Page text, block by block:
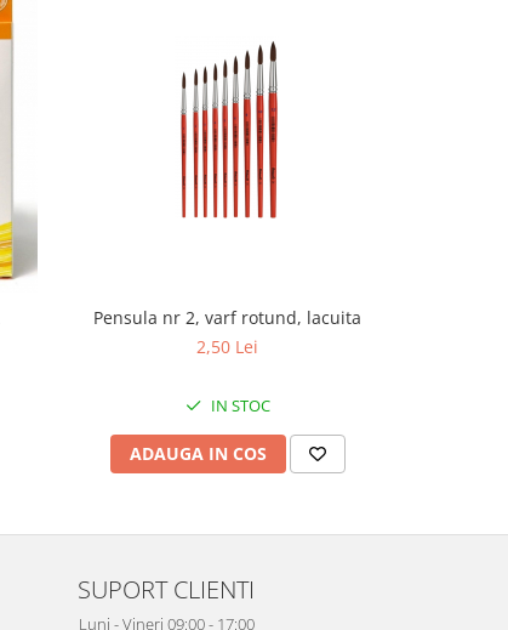
Pensula nr 2, varf rotund, lacuita
2,50 Lei
IN STOC
ADAUGA IN COS
SUPORT CLIENTI
Luni - Vineri 09:00 - 17:00